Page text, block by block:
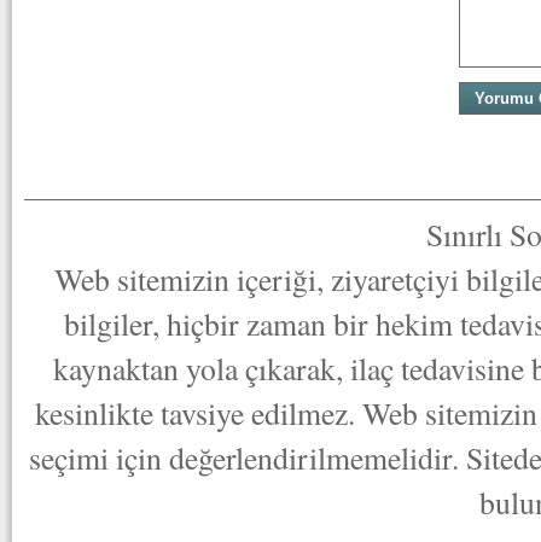
Sınırlı
Web sitemizin içeriği, ziyaretçiyi
bilgiler, hiçbir zaman bir hekim
kaynaktan yola çıkarak, ilaç
kesinlikte tavsiye edilmez. Web
seçimi için değerlendirilmemelidir.